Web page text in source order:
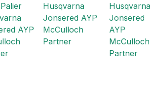
AYP
Husqvarna
Jonsered AYP
McCulloch
Partner
Husqvarna
Jonsered
AYP
McCulloch
Partner